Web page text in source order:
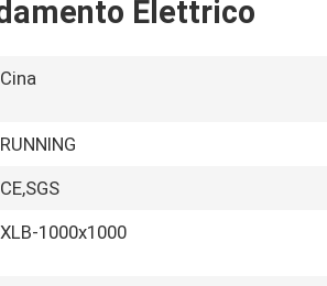
Elettrico
Cina
RUNNING
CE,SGS
XLB-1000x1000